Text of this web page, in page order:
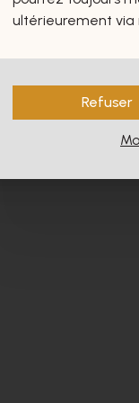
vous
ultérieurement via
Refuser